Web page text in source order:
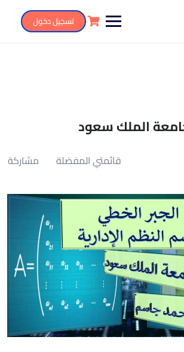
تسجيل دخول
الملك سعود
قائمتي المفضلة مشاركة